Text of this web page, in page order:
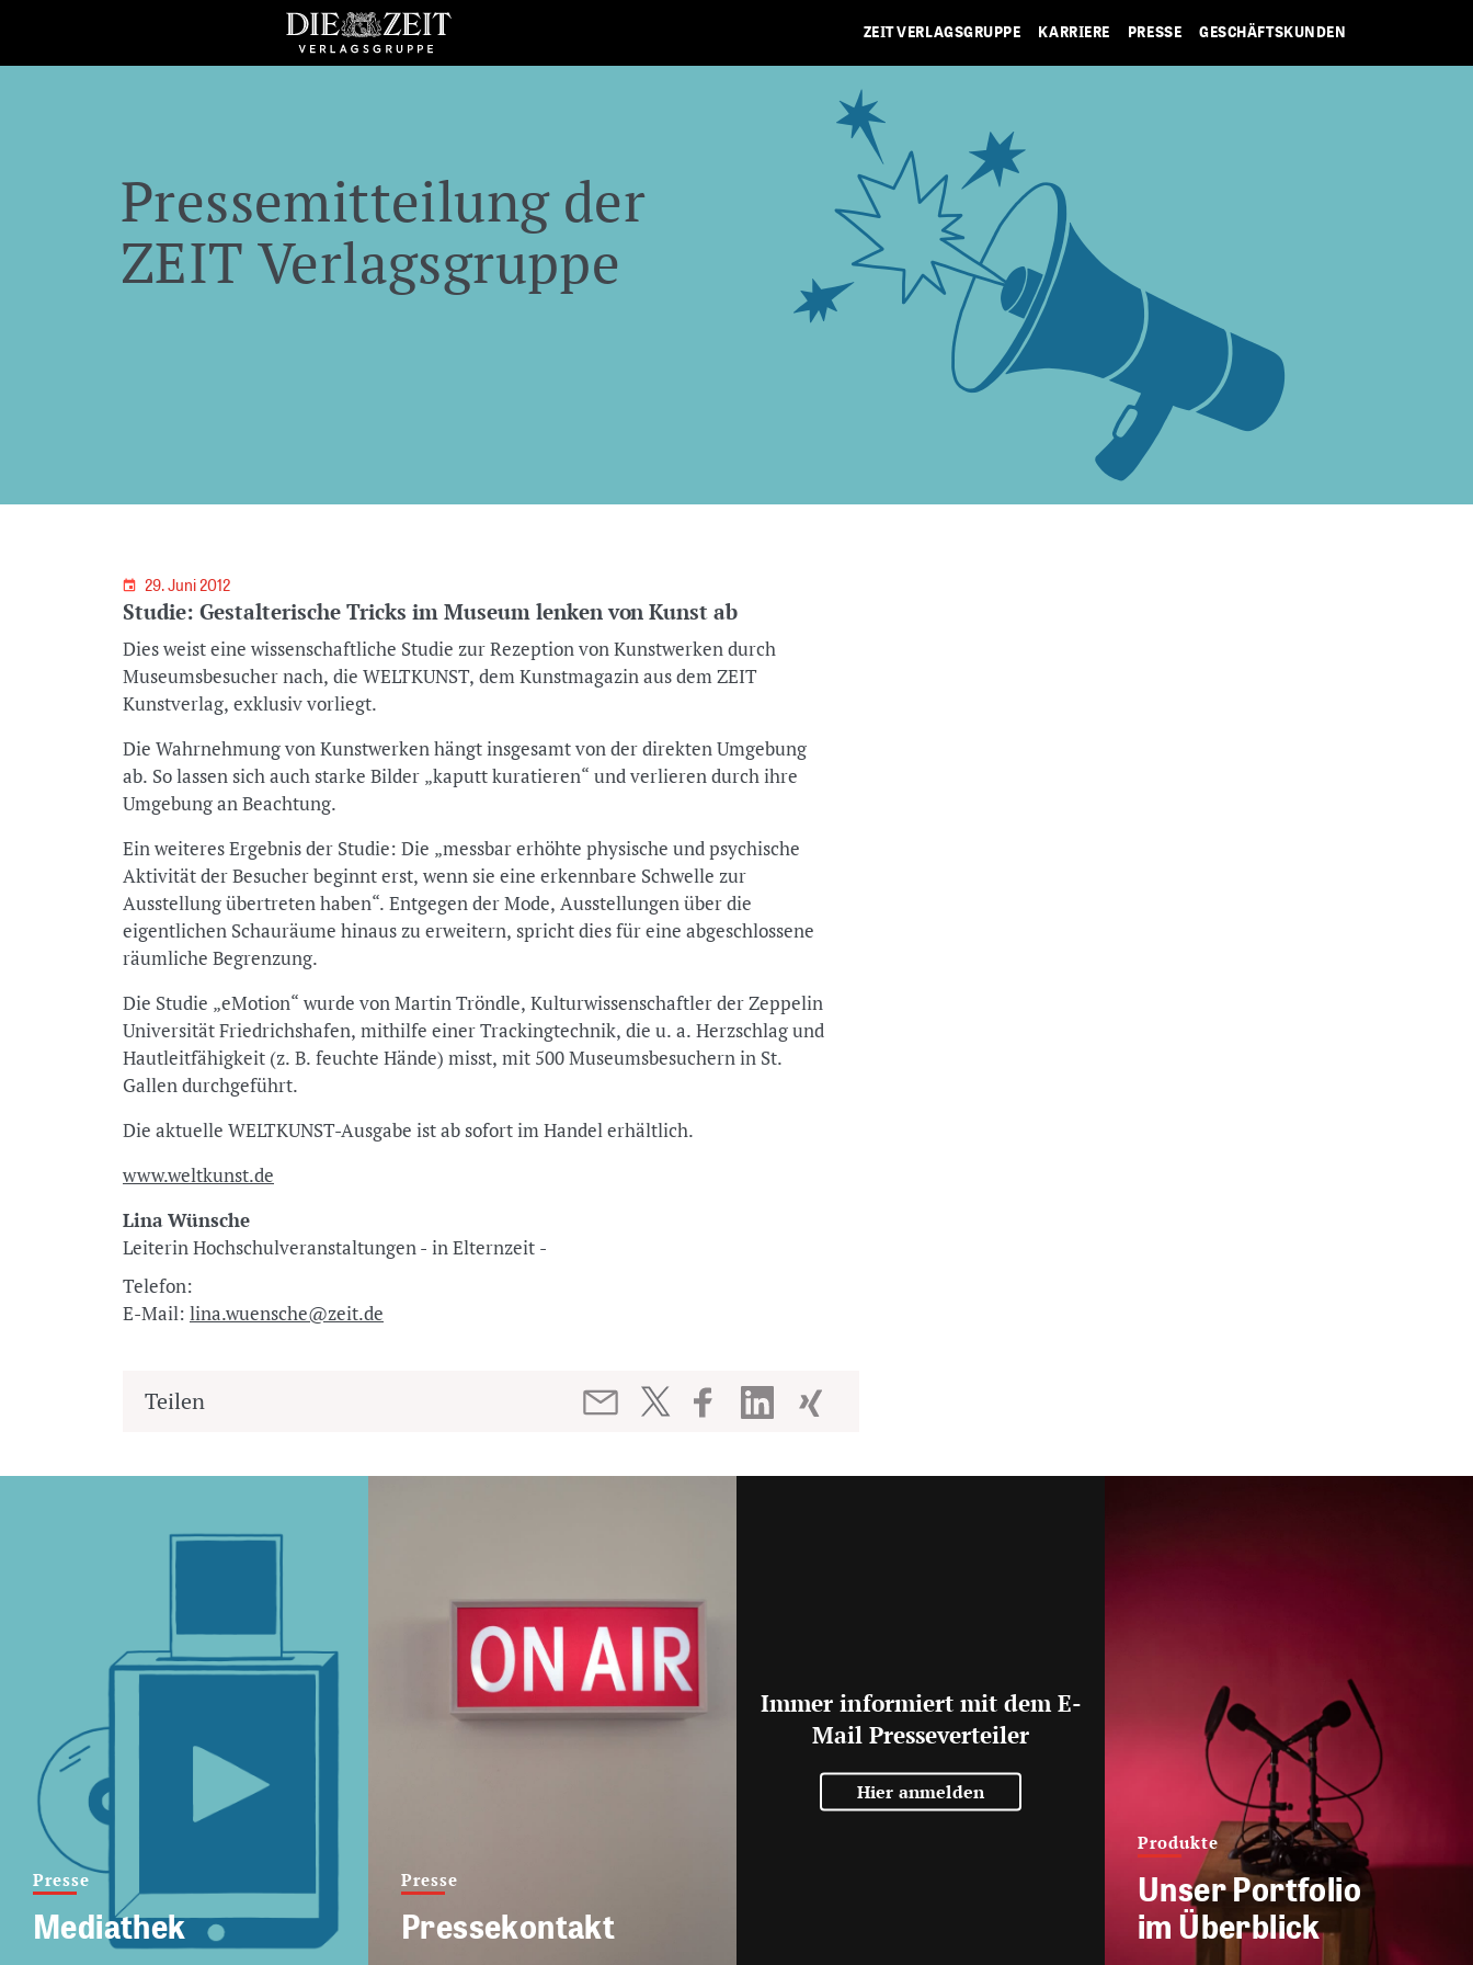
ZEIT VERLAGSGRUPPE KARRIERE PRESSE GESCHÄFTSKUNDEN
Pressemitteilung der
ZEIT Verlagsgruppe
29. Juni 2012
Studie: Gestalterische Tricks im Museum lenken von Kunst ab
Dies weist eine wissenschaftliche Studie zur Rezeption von Kunstwerken durch
Museumsbesucher nach, die WELTKUNST, dem Kunstmagazin aus dem ZEIT
Kunstverlag, exklusiv vorliegt.
Die Wahrnehmung von Kunstwerken hängt insgesamt von der direkten Umgebung
ab. So lassen sich auch starke Bilder „kaputt kuratieren“ und verlieren durch ihre
Umgebung an Beachtung.
Ein weiteres Ergebnis der Studie: Die „messbar erhöhte physische und psychische
Aktivität der Besucher beginnt erst, wenn sie eine erkennbare Schwelle zur
Ausstellung übertreten haben“. Entgegen der Mode, Ausstellungen über die
eigentlichen Schauräume hinaus zu erweitern, spricht dies für eine abgeschlossene
räumliche Begrenzung.
Die Studie „eMotion“ wurde von Martin Tröndle, Kulturwissenschaftler der Zeppelin
Universität Friedrichshafen, mithilfe einer Trackingtechnik, die u. a. Herzschlag und
Hautleitfähigkeit (z. B. feuchte Hände) misst, mit 500 Museumsbesuchern in St.
Gallen durchgeführt.
Die aktuelle WELTKUNST-Ausgabe ist ab sofort im Handel erhältlich.
www.weltkunst.de
Lina Wünsche
Leiterin Hochschulveranstaltungen - in Elternzeit -
Telefon:
E-Mail: lina.wuensche@zeit.de
Teilen
Presse
Mediathek
Presse
Pressekontakt
Immer informiert mit dem E-
Mail Presseverteiler
Hier anmelden
Produkte
Unser Portfolio
im Überblick